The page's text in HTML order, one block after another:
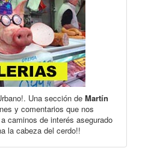
Una sección de Martín
y comentarios que nos
caminos de interés asegurado
la cabeza del cerdo!!